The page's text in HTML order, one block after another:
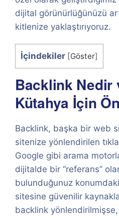
dijital görünürlüğünüzü
kitlenize yaklaştırıyoruz.
İçindekiler [Göster]
Backlink Nedir
Kütahya İçin
Backlink, başka bir web
sitenize yönlendirilen
Google gibi arama
dijitalde bir “referans”
bulunduğunuz
sitesine güvenilir
backlink